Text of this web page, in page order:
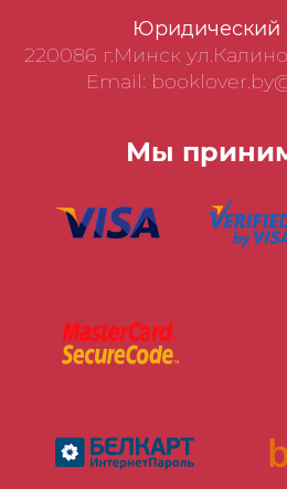
Юридический
220086 г.Минск
Email:
Мы